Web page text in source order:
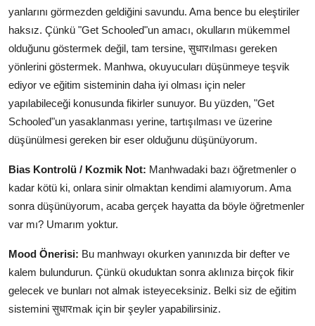
yanlarını görmezden geldiğini savundu. Ama bence bu eleştiriler
haksız. Çünkü "Get Schooled"un amacı, okulların mükemmel
olduğunu göstermek değil, tam tersine, सुधारılması gereken
yönlerini göstermek. Manhwa, okuyucuları düşünmeye teşvik
ediyor ve eğitim sisteminin daha iyi olması için neler
yapılabileceği konusunda fikirler sunuyor. Bu yüzden, "Get
Schooled"un yasaklanması yerine, tartışılması ve üzerine
düşünülmesi gereken bir eser olduğunu düşünüyorum.
Bias Kontrolü / Kozmik Not: Manhwadaki bazı öğretmenler o
kadar kötü ki, onlara sinir olmaktan kendimi alamıyorum. Ama
sonra düşünüyorum, acaba gerçek hayatta da böyle öğretmenler
var mı? Umarım yoktur.
Mood Önerisi: Bu manhwayı okurken yanınızda bir defter ve
kalem bulundurun. Çünkü okuduktan sonra aklınıza birçok fikir
gelecek ve bunları not almak isteyeceksiniz. Belki siz de eğitim
sistemini सुधारmak için bir şeyler yapabilirsiniz.